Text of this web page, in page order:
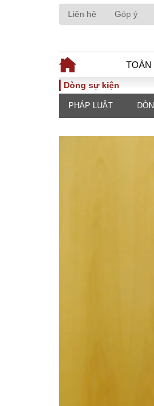
Liên hệ Góp ý
TOÀN
TOÀN
Dòng sự kiện
PHÁP LUẬT